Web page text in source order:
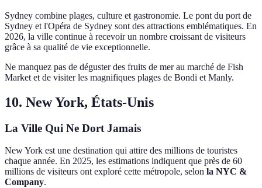
Sydney combine plages, culture et gastronomie. Le pont du port de
Sydney et l'Opéra de Sydney sont des attractions emblématiques. En
2026, la ville continue à recevoir un nombre croissant de visiteurs
grâce à sa qualité de vie exceptionnelle.
Ne manquez pas de déguster des fruits de mer au marché de Fish
Market et de visiter les magnifiques plages de Bondi et Manly.
10. New York, États-Unis
La Ville Qui Ne Dort Jamais
New York est une destination qui attire des millions de touristes
chaque année. En 2025, les estimations indiquent que près de 60
millions de visiteurs ont exploré cette métropole, selon la NYC &
Company.